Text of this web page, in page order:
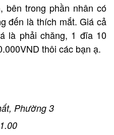
bên trong phần nhân có
đến là thích mắt. Giá cả
là phải chăng, 1 đĩa 10
thôi các bạn ạ.
Phường 3